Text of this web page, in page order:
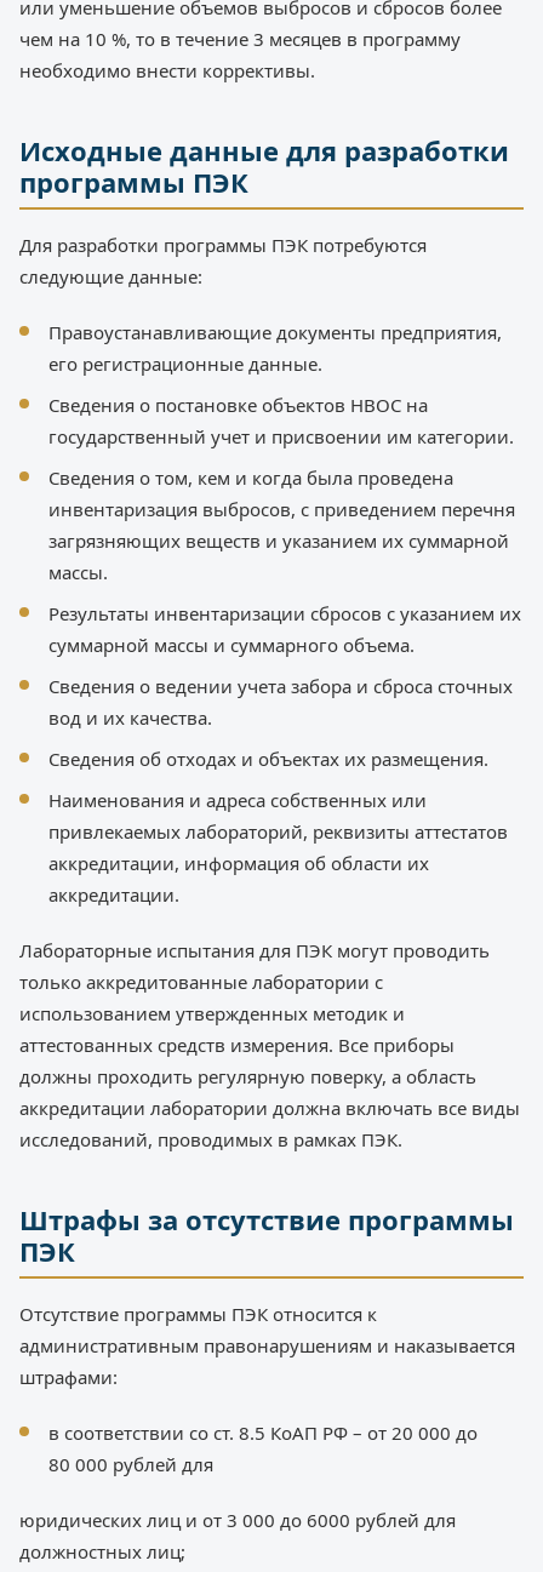
или уменьшение объемов выбросов и сбросов более
чем на 10 %, то в течение 3 месяцев в программу
необходимо внести коррективы.
Исходные данные для разработки
программы ПЭК
Для разработки программы ПЭК потребуются
следующие данные:
Правоустанавливающие документы предприятия,
его регистрационные данные.
Сведения о постановке объектов НВОС на
государственный учет и присвоении им категории.
Сведения о том, кем и когда была проведена
инвентаризация выбросов, с приведением перечня
загрязняющих веществ и указанием их суммарной
массы.
Результаты инвентаризации сбросов с указанием их
суммарной массы и суммарного объема.
Сведения о ведении учета забора и сброса сточных
вод и их качества.
Сведения об отходах и объектах их размещения.
Наименования и адреса собственных или
привлекаемых лабораторий, реквизиты аттестатов
аккредитации, информация об области их
аккредитации.
Лабораторные испытания для ПЭК могут проводить
только аккредитованные лаборатории с
использованием утвержденных методик и
аттестованных средств измерения. Все приборы
должны проходить регулярную поверку, а область
аккредитации лаборатории должна включать все виды
исследований, проводимых в рамках ПЭК.
Штрафы за отсутствие программы
ПЭК
Отсутствие программы ПЭК относится к
административным правонарушениям и наказывается
штрафами:
в соответствии со ст. 8.5 КоАП РФ – от 20 000 до
80 000 рублей для
юридических лиц и от 3 000 до 6000 рублей для
должностных лиц;